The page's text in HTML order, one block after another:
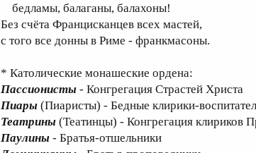
бедламы, балаганы, балахоны!
Без счёта Францисканцев всех мастей,
с того все донны в Риме - франкмасоны.
* Католические монашеские ордена:
Пассионисты - Конгрегация Страстей Христа
Пиары (Пиаристы) - Бедные клирики-
Театрины (Театинцы) - Конгрегация клириков
Паулины - Братья-отшельники